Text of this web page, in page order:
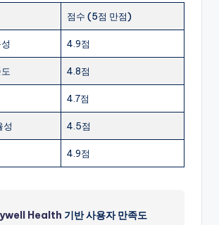
점수 (5점 만점)
4.9점
4.8점
4.7점
성 4.5점
4.9점
Health 기반 사용자 만족도